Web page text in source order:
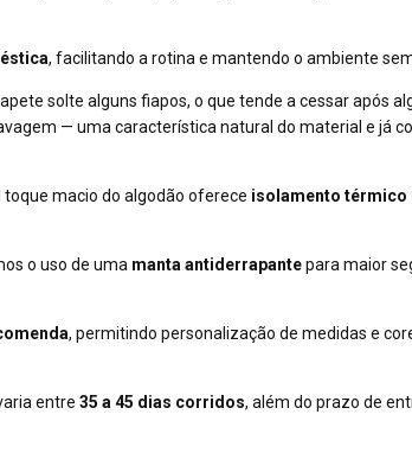
, facilitando a rotina e mantendo o ambiente
solte alguns fiapos, o que tende a cessar após
— uma característica natural do material e já
toque macio do algodão oferece isolamento térmico
o uso de uma manta antiderrapantepara maior
, permitindo personalização de medidas e
entre 35 a 45 dias corridos, além do prazo de